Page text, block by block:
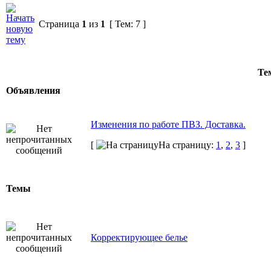
Страница 1 из 1 [ Тем: 7 ]
Объявления
Изменения по работе ПВЗ. Доставка.
[
На страницу: 1 , 2, 3 ]
Темы
Корректирующее белье